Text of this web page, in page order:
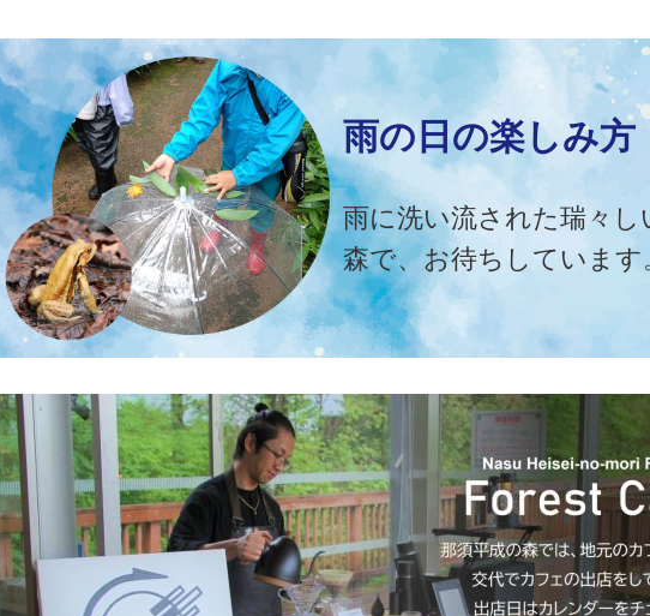
雨の日の楽しみ方
雨に洗い流された瑞々し
森で、お待ちしています